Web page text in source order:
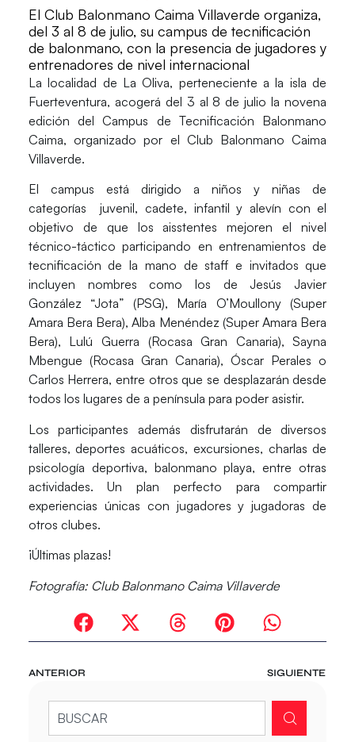
El Club Balonmano Caima Villaverde organiza,
del 3 al 8 de julio, su campus de tecnificación
de balonmano, con la presencia de jugadores y
entrenadores de nivel internacional
La localidad de La Oliva, perteneciente a la isla de
Fuerteventura, acogerá del 3 al 8 de julio la novena
edición delCampus de Tecnificación Balonmano
Caima, organizado por el Club Balonmano Caima
Villaverde.
El campus está dirigido a niños y niñas de
categorías juvenil, cadete, infantil y alevín con el
objetivo de que los aisstentes mejoren el nivel
técnico-táctico participando en entrenamientos de
tecnificación de la mano de staff e invitados que
incluyen nombres como los de Jesús Javier
González “Jota” (PSG), María O’Moullony (Super
Amara Bera Bera), Alba Menéndez (Super Amara Bera
Bera), Lulú Guerra (Rocasa Gran Canaria), Sayna
Mbengue (Rocasa Gran Canaria), Óscar Perales o
Carlos Herrera, entre otros que se desplazarán desde
todos los lugares de a península para poder asistir.
Los participantes además disfrutarán de diversos
talleres, deportes acuáticos, excursiones, charlas de
psicología deportiva, balonmano playa, entre otras
actividades. Un plan perfecto para compartir
experiencias únicas con jugadores y jugadoras de
otros clubes.
¡Últimas plazas!
Fotografía: Club Balonmano Caima Villaverde
ANTERIOR SIGUIENTE